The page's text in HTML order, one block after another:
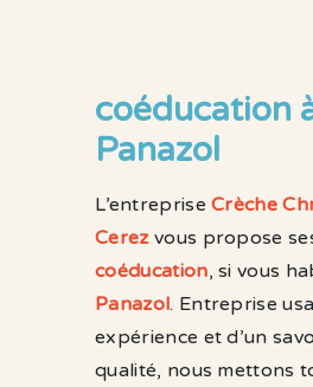
coéducation
Panazol
L’entrepriseCrèche
Cerezvous propose
coéducation, si vous
Panazol. Entreprise
expérience et d’un
qualité, nous mettons